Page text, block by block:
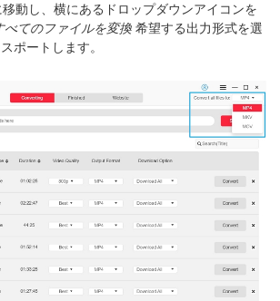
動し、横にあるドロップダウンアイコンを
べてのファイルを変換 希望する出力形式を選
ポートします。